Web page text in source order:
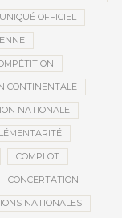
OFFICIEL
CONTINENTALE
NATIONALE
COMPLOT
CONCERTATION
NATIONALES